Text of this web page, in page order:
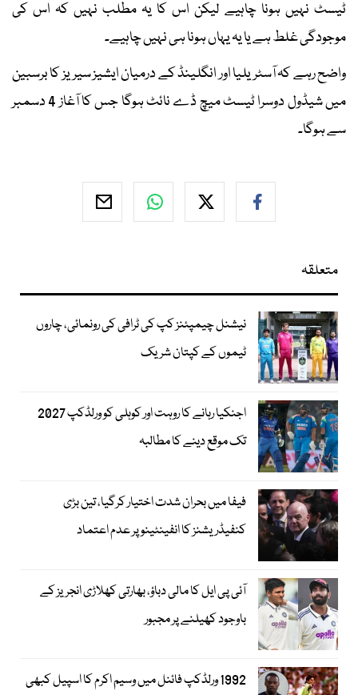
ٹیسٹ نہیں ہونا چاہیے لیکن اس کا یہ مطلب نہیں کہ اس کی
موجودگی غلط ہے یا یہ یہاں ہونا ہی نہیں چاہیے۔
واضح رہے کہ آسٹریلیا اور انگلینڈ کے درمیان ایشیز سیریز کا برسبین
میں شیڈول دوسرا ٹیسٹ میچ ڈے نائٹ ہوگا جس کا آغاز 4 دسمبر
سے ہوگا۔
متعلقہ
نیشنل چیمپئنز کپ کی ٹرافی کی رونمائی، چاروں
ٹیموں کے کپتان شریک
اجنکیا رہانے کا روہت اور کوہلی کو ورلڈکپ 2027
تک موقع دینے کا مطالبہ
فیفا میں بحران شدت اختیار کرگیا، تین بڑی
کنفیڈریشنز کا انفینٹینو پر عدم اعتماد
آئی پی ایل کا مالی دباؤ، بھارتی کھلاڑی انجریز کے
باوجود کھیلنے پر مجبور
1992 ورلڈکپ فائنل میں وسیم اکرم کا اسپیل کبھی